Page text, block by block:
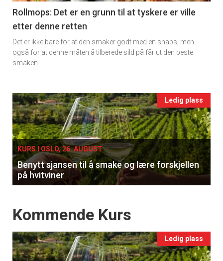
11
Ukens
vin
Rollmops: Det er en grunn til at tyskere er ville
etter denne retten
Det er ikke bare for at den smaker godt med en snaps, men
også for at denne måten å tilberede sild på får ut den beste
smaken.
Events
single
Ledig plass
KURS I OSLO, 26. AUGUST
Benytt sjansen til å smake og lære forskjellen
på hvitviner
Events
Kommende Kurs
Ledig plass